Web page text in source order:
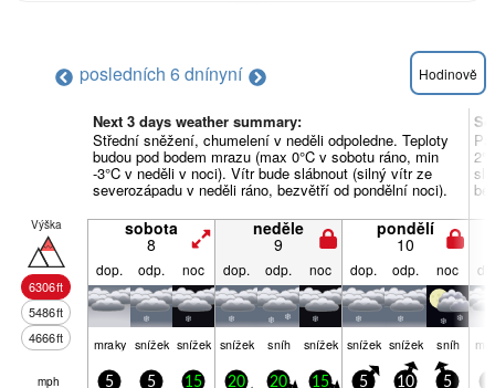
posledních 6 dnínyní Hodinově
Next 3 days weather summary:
Střední sněžení, chumelení v neděli odpoledne. Teploty
budou pod bodem mrazu (max 0°C v sobotu ráno, min
-3°C v neděli v noci). Vítr bude slábnout (silný vítr ze
severozápadu v neděli ráno, bezvětří od pondělní noci).
Výška
6306ft
5486ft
4666ft
sobota
8
neděle
9
pondělí
10
dop. odp. noc dop. odp. noc dop. odp. noc
mraky snížek snížek snížek sníh snížek snížek snížek sníh
mph 5 5 15 20 20 15 5 10 5